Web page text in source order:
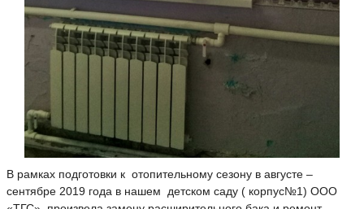
В рамках подготовки к отопительному сезону в августе –
сентябре 2019 года в нашем детском саду ( корпус№1) ООО